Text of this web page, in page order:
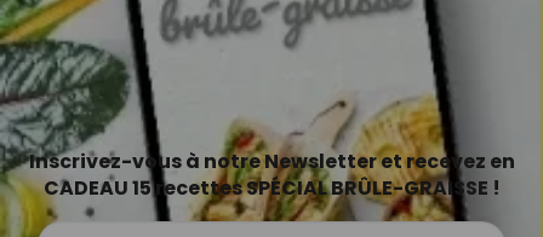
Inscrivez-vous à notre Newsletter et recevez en
CADEAU 15 recettes SPÉCIAL BRÛLE-GRAISSE !